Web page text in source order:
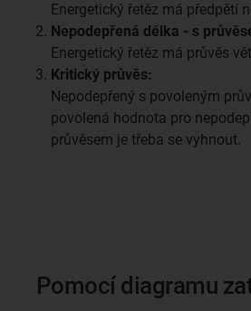
Energetický řetěz má předpětí
Nepodepřená délka - s
Energetický řetěz má průvěs
Kritický průvěs:
Nepodepřený s povoleným
povolená hodnota pro
průvěsem je třeba se vyhnout.
Pomocí diagramu